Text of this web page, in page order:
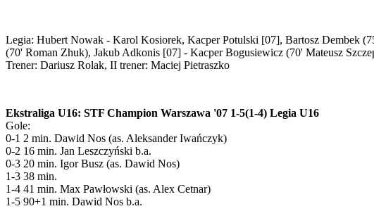
Legia: Hubert Nowak - Karol Kosiorek, Kacper Potulski [07], Bartosz Dembek
(70' Roman Zhuk), Jakub Adkonis [07] - Kacper Bogusiewicz (70' Mateusz
Trener: Dariusz Rolak, II trener: Maciej Pietraszko
Ekstraliga U16: STF Champion Warszawa '07 1-5(1-4) Legia U16
Gole:
0-1 2 min. Dawid Nos (as. Aleksander Iwańczyk)
0-2 16 min. Jan Leszczyński b.a.
0-3 20 min. Igor Busz (as. Dawid Nos)
1-3 38 min.
1-4 41 min. Max Pawłowski (as. Alex Cetnar)
1-5 90+1 min. Dawid Nos b.a.